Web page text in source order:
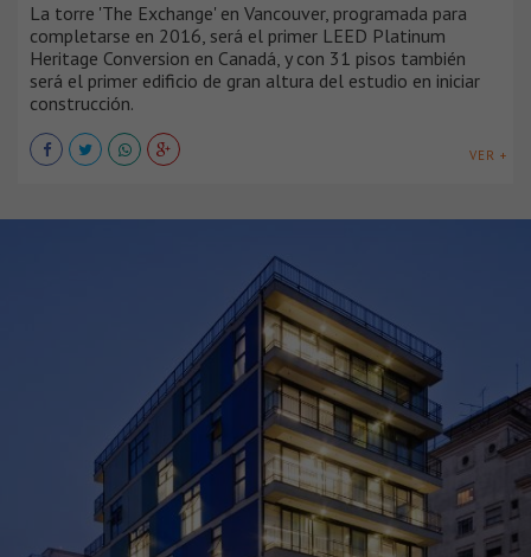
La torre 'The Exchange' en Vancouver, programada para
completarse en 2016, será el primer LEED Platinum
Heritage Conversion en Canadá, y con 31 pisos también
será el primer edificio de gran altura del estudio en iniciar
construcción.
VER +